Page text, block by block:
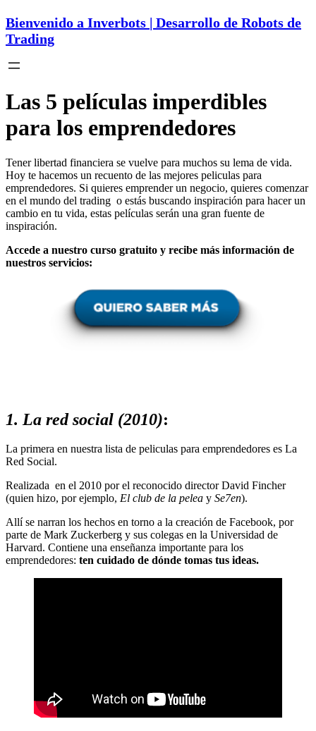
Bienvenido a Inverbots | Desarrollo de Robots de
Trading
Las 5 películas imperdibles
para los emprendedores
Tener libertad financiera se vuelve para muchos su lema de vida.
Hoy te hacemos un recuento de las mejores peliculas para
emprendedores. Si quieres emprender un negocio, quieres comenzar
en el mundo del trading o estás buscando inspiración para hacer un
cambio en tu vida, estas películas serán una gran fuente de
inspiración.
Accede a nuestro curso gratuito y recibe más información de
nuestros servicios:
1. La red social (2010):
La primera en nuestra lista de peliculas para emprendedores es La
Red Social.
Realizada en el 2010 por el reconocido director David Fincher
(quien hizo, por ejemplo, El club de la pelea y Se7en).
Allí se narran los hechos en torno a la creación de Facebook, por
parte de Mark Zuckerberg y sus colegas en la Universidad de
Harvard. Contiene una enseñanza importante para los
emprendedores: ten cuidado de dónde tomas tus ideas.